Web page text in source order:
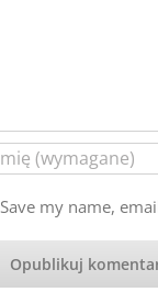
Save my name,